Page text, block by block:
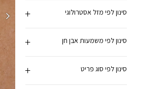
סינון לפי מזל אסטרולוגי
סינון לפי משמעות אבן חן
סינון לפי סוג פריט